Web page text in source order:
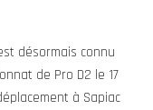
désormais connu
de Pro D2 le 17
à Sapiac